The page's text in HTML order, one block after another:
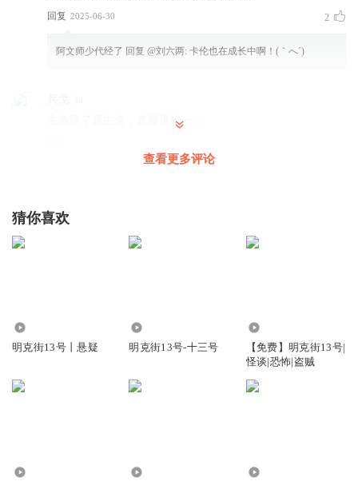
回复 2025-06-30 2
阿文师少代经了 回复 @刘六两: 卡伦也在成长中啊！(｀へ´)
主角除了是主角，真是废物一个
回复
kaot
查看更多评论
猜你喜欢
明克街13号丨悬疑 明克街13号-十三号
【免费】明克街13号|
怪谈|恐怖|盗贼